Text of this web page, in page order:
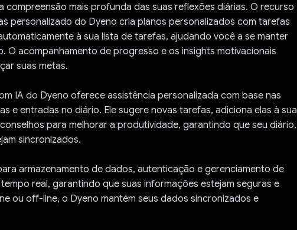
compreensão mais profunda das suas reflexões diárias. O recurso
personalizado do Dyeno cria planos personalizados com tarefas
à sua lista de tarefas, ajudando você a se manter
O acompanhamento de progresso e os insights motivacionais
suas metas.
IA do Dyeno oferece assistência personalizada com base nas
e entradas no diário. Ele sugere novas tarefas, adiciona elas à sua
para melhorar a produtividade, garantindo que seu diário,
sincronizados.
armazenamento de dados, autenticação e gerenciamento de
real, garantindo que suas informações estejam seguras e
ou off-line, o Dyeno mantém seus dados sincronizados e